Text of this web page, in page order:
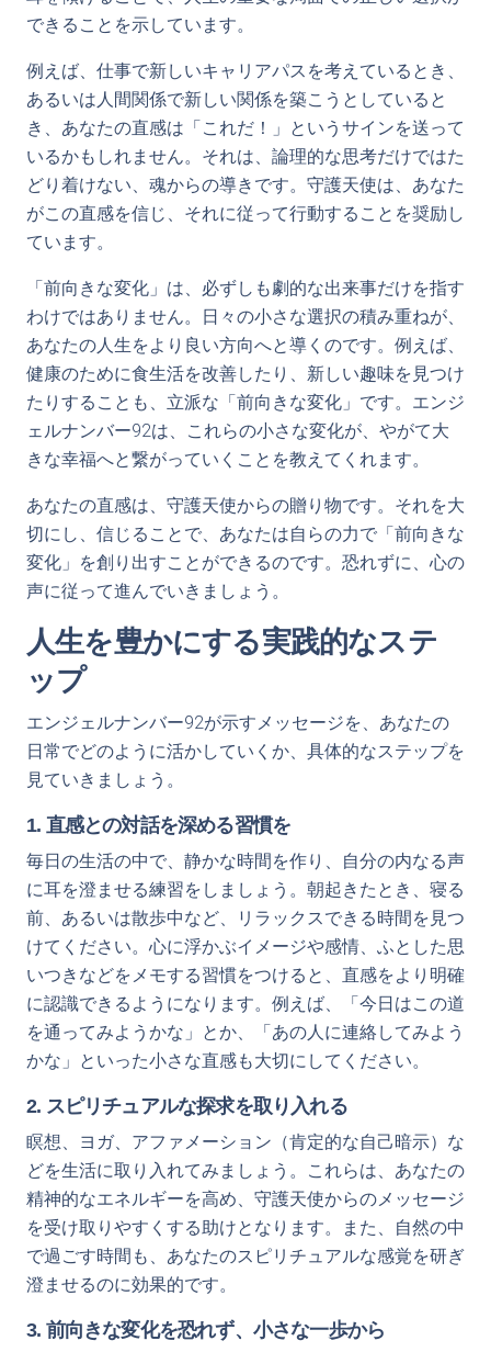
できることを示しています。
例えば、仕事で新しいキャリアパスを考えているとき、
あるいは人間関係で新しい関係を築こうとしていると
き、あなたの直感は「これだ！」というサインを送って
いるかもしれません。それは、論理的な思考だけではた
どり着けない、魂からの導きです。守護天使は、あなた
がこの直感を信じ、それに従って行動することを奨励し
ています。
「前向きな変化」は、必ずしも劇的な出来事だけを指す
わけではありません。日々の小さな選択の積み重ねが、
あなたの人生をより良い方向へと導くのです。例えば、
健康のために食生活を改善したり、新しい趣味を見つけ
たりすることも、立派な「前向きな変化」です。エンジ
ェルナンバー92は、これらの小さな変化が、やがて大
きな幸福へと繋がっていくことを教えてくれます。
あなたの直感は、守護天使からの贈り物です。それを大
切にし、信じることで、あなたは自らの力で「前向きな
変化」を創り出すことができるのです。恐れずに、心の
声に従って進んでいきましょう。
人生を豊かにする実践的なステ
ップ
エンジェルナンバー92が示すメッセージを、あなたの
日常でどのように活かしていくか、具体的なステップを
見ていきましょう。
1. 直感との対話を深める習慣を
毎日の生活の中で、静かな時間を作り、自分の内なる声
に耳を澄ませる練習をしましょう。朝起きたとき、寝る
前、あるいは散歩中など、リラックスできる時間を見つ
けてください。心に浮かぶイメージや感情、ふとした思
いつきなどをメモする習慣をつけると、直感をより明確
に認識できるようになります。例えば、「今日はこの道
を通ってみようかな」とか、「あの人に連絡してみよう
かな」といった小さな直感も大切にしてください。
2. スピリチュアルな探求を取り入れる
瞑想、ヨガ、アファメーション（肯定的な自己暗示）な
どを生活に取り入れてみましょう。これらは、あなたの
精神的なエネルギーを高め、守護天使からのメッセージ
を受け取りやすくする助けとなります。また、自然の中
で過ごす時間も、あなたのスピリチュアルな感覚を研ぎ
澄ませるのに効果的です。
3. 前向きな変化を恐れず、小さな一歩から